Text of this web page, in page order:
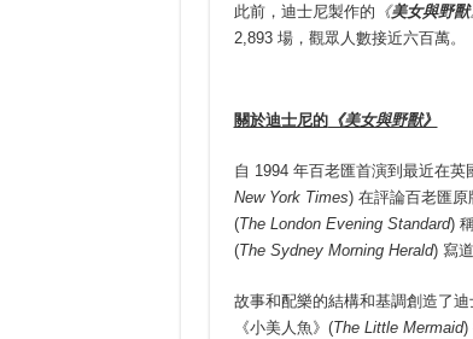
此前，迪士尼製作的 《美女與野獸
2,893 場，觀眾人數接近六百萬。
關於迪士尼的《美女與野獸》
自 1994 年百老匯首演到最近在
New York Times) 在評論百老匯原
(The London Evening Standard)
(The Sydney Morning Herald) 寫
故事和配樂的結構和基調創造了
《小美人魚》(The Little Mermaid)